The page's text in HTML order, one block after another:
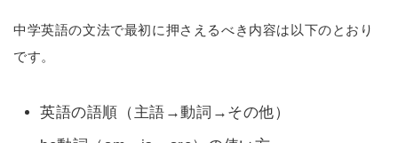
中学英語の文法で最初に押さえるべき内容は以下のとおり
です。
英語の語順（主語→動詞→その他）